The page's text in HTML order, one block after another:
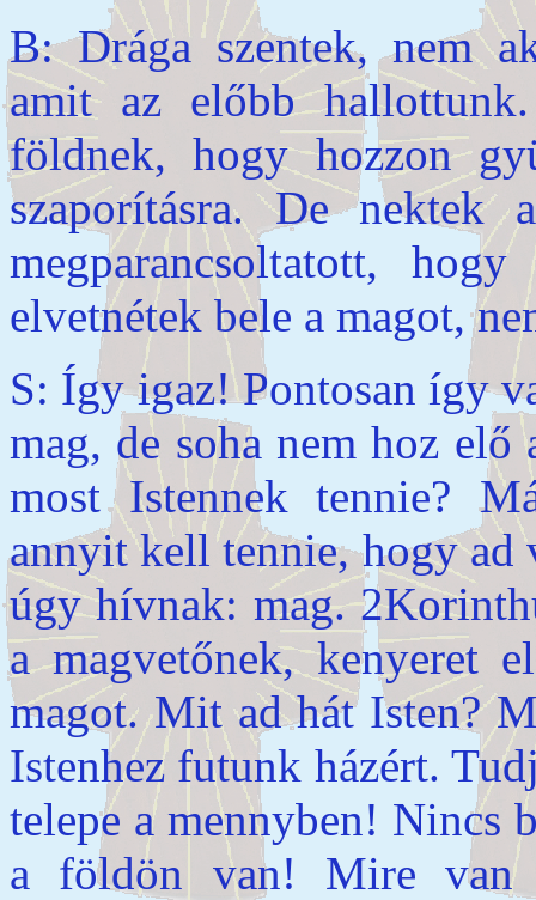
B: Drága szentek, nem
amit az előbb
földnek, hogy hozzon
szaporításra. De
megparancsoltatott,
elvetnétek bele a magot,
S: Így igaz! Pontosan így
mag, de soha nem hoz
most Istennek tennie?
annyit kell tennie, hogy ad
úgy hívnak: mag.
a magvetőnek, kenyeret
magot. Mit ad hát Isten?
Istenhez futunk házért.
telepe a mennyben! Nincs
a földön van! Mire van